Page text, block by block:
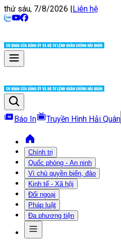
thứ sáu, 7/8/2026 |Liên hệ
Báo In Truyền Hình Hải Quân
Chính trị
Quốc phòng - An ninh
Vì chủ quyền biển, đảo
Kinh tế - Xã hội
Đối ngoại
Pháp luật
Đa phương tiện